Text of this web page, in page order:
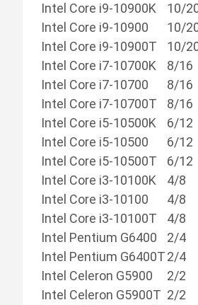
Intel Core i9-10900K
10/
Intel Core i9-10900
10/
Intel Core i9-10900T
10/
Intel Core i7-10700K
8/16
Intel Core i7-10700
8/16
Intel Core i7-10700T
8/16
Intel Core i5-10500K
6/12
Intel Core i5-10500
6/12
Intel Core i5-10500T
6/12
Intel Core i3-10100K
4/8
Intel Core i3-10100
4/8
Intel Core i3-10100T
4/8
Intel Pentium G6400
2/4
Intel Pentium G6400T2/4
Intel Celeron G5900
2/2
Intel Celeron G5900T 2/2